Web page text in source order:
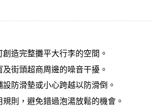
造完整攤平大行李的空間。
街頭超商周邊的噪音干擾。
防滑墊或小心跨越以防滑倒。
則，避免錯過泡湯放鬆的機會。